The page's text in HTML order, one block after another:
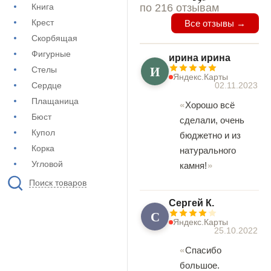
Книга
Крест
Скорбящая
Фигурные
Стелы
Сердце
Плащаница
Бюст
Купол
Корка
Угловой
Поиск товаров
по 216 отзывам
Все отзывы →
И
ирина ирина
Яндекс.Карты
02.11.2023
Хорошо всё
сделали, очень
бюджетно и из
натурального
камня!
С
Сергей К.
Яндекс.Карты
25.10.2022
Спасибо
большое.